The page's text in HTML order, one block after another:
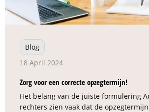
Blog
18 April 2024
Zorg voor een correcte opzegtermijn!
Het belang van de juiste formulering
rechters zien vaak dat de